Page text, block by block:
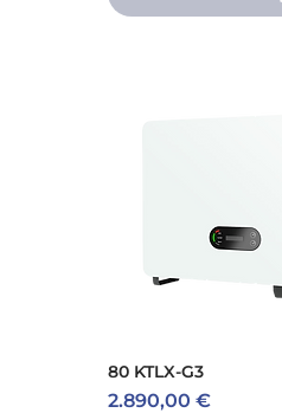
80 KTLX-G3
Preis
2.890,00 €